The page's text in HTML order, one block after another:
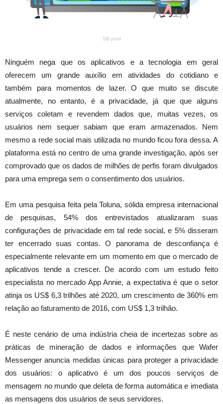
SB post
Ninguém nega que os aplicativos e a tecnologia em geral
oferecem um grande auxílio em atividades do cotidiano e
também para momentos de lazer. O que muito se discute
atualmente, no entanto, é a privacidade, já que que alguns
serviços coletam e revendem dados que, muitas vezes, os
usuários nem sequer sabiam que eram armazenados. Nem
mesmo a rede social mais utilizada no mundo ficou fora dessa. A
plataforma está no centro de uma grande investigação, após ser
comprovado que os dados de milhões de perfis foram divulgados
para uma emprega sem o consentimento dos usuários.
Em uma pesquisa feita pela Toluna, sólida empresa internacional
de pesquisas, 54% dos entrevistados atualizaram suas
configurações de privacidade em tal rede social, e 5% disseram
ter encerrado suas contas. O panorama de desconfiança é
especialmente relevante em um momento em que o mercado de
aplicativos tende a crescer. De acordo com um estudo feito
especialista no mercado App Annie, a expectativa é que o setor
atinja os US$ 6,3 trilhões até 2020, um crescimento de 360% em
relação ao faturamento de 2016, com US$ 1,3 trilhão.
É neste cenário de uma indústria cheia de incertezas sobre as
práticas de mineração de dados e informações que Wafer
Messenger anuncia medidas únicas para proteger a privacidade
dos usuários: o aplicativo é um dos poucos serviços de
mensagem no mundo que deleta de forma automática e imediata
as mensagens dos usuários de seus servidores.